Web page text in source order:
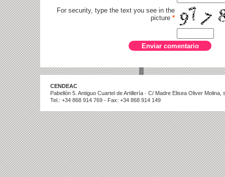
For security, type the text you see in the
picture *
CENDEAC
Pabellón 5. Antiguo Cuartel de Artillería · C/ Madre Elisea Oliver
Tel.: +34 868 914 769 - Fax: +34 868 914 149